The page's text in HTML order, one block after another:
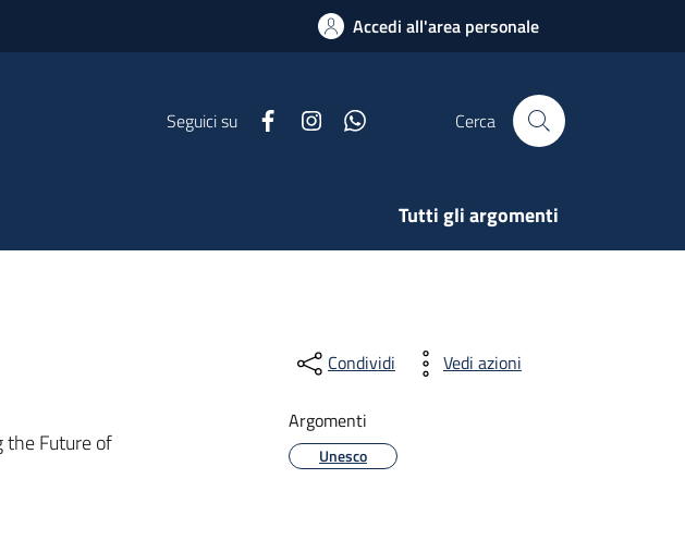
Accedi all'area personale
Seguici su FacebookInstagram Cerca
Tutti gli argomenti
the Future of
Condividi Vedi azioni
Argomenti
Unesco